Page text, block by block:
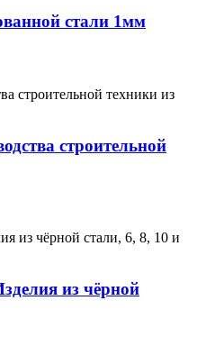
стали 1мм
строительной
из чёрной